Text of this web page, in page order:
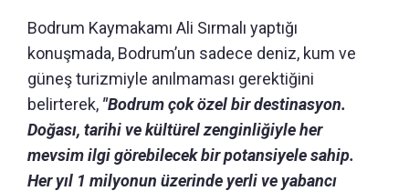
Bodrum Kaymakamı Ali Sırmalı yaptığı
konuşmada, Bodrum’un sadece deniz, kum ve
güneş turizmiyle anılmaması gerektiğini
belirterek, "Bodrum çok özel bir destinasyon.
Doğası, tarihi ve kültürel zenginliğiyle her
mevsim ilgi görebilecek bir potansiyele sahip.
Her yıl 1 milyonun üzerinde yerli ve yabancı